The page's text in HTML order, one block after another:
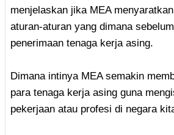
menjelaskan jika MEA
aturan-aturan yang dimana
penerimaan tenaga kerja asing.
Dimana intinya MEA semakin
para tenaga kerja asing guna
pekerjaan atau profesi di negara